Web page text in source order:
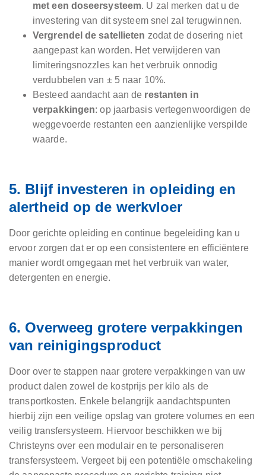
met een doseersysteem. U zal merken dat u de
investering van dit systeem snel zal terugwinnen.
Vergrendel de satellieten zodat de dosering niet
aangepast kan worden. Het verwijderen van
limiteringsnozzles kan het verbruik onnodig
verdubbelen van ± 5 naar 10%.
Besteed aandacht aan de restanten in
verpakkingen: op jaarbasis vertegenwoordigen de
weggevoerde restanten een aanzienlijke verspilde
waarde.
5. Blijf investeren in opleiding en
alertheid op de werkvloer
Door gerichte opleiding en continue begeleiding kan u
ervoor zorgen dat er op een consistentere en efficiëntere
manier wordt omgegaan met het verbruik van water,
detergenten en energie.
6. Overweeg grotere verpakkingen
van reinigingsproduct
Door over te stappen naar grotere verpakkingen van uw
product dalen zowel de kostprijs per kilo als de
transportkosten. Enkele belangrijk aandachtspunten
hierbij zijn een veilige opslag van grotere volumes en een
veilig transfersysteem. Hiervoor beschikken we bij
Christeyns over een modulair en te personaliseren
transfersysteem. Vergeet bij een potentiële omschakeling